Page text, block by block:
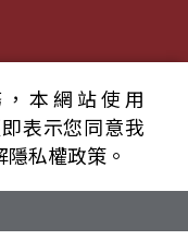
版權所有
隱私權條款
本網站使用
表示您同意我
私權政策。